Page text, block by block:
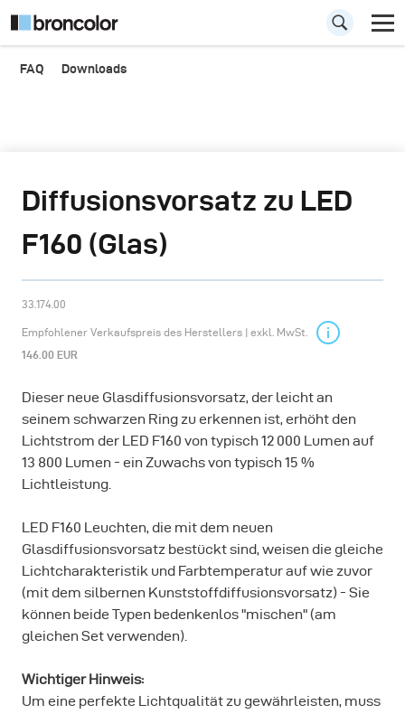
FAQ Downloads
Diffusionsvorsatz zu LED
F160 (Glas)
33.174.00
Empfohlener Verkaufspreis des Herstellers | exkl. MwSt.
146.00 EUR
Dieser neue Glasdiffusionsvorsatz, der leicht an
seinem schwarzen Ring zu erkennen ist, erhöht den
Lichtstrom der LED F160 von typisch 12 000 Lumen auf
13 800 Lumen - ein Zuwachs von typisch 15 %
Lichtleistung.
LED F160 Leuchten, die mit dem neuen
Glasdiffusionsvorsatz bestückt sind, weisen die gleiche
Lichtcharakteristik und Farbtemperatur auf wie zuvor
(mit dem silbernen Kunststoffdiffusionsvorsatz) - Sie
können beide Typen bedenkenlos "mischen" (am
gleichen Set verwenden).
Wichtiger Hinweis:
Um eine perfekte Lichtqualität zu gewährleisten, muss